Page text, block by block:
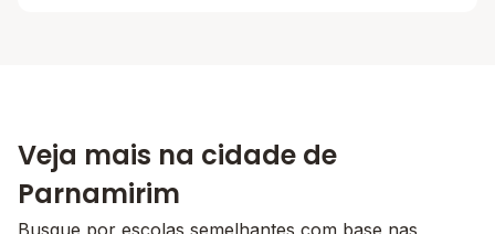
Veja mais na cidade de
Parnamirim
Busque por escolas semelhantes com base nas